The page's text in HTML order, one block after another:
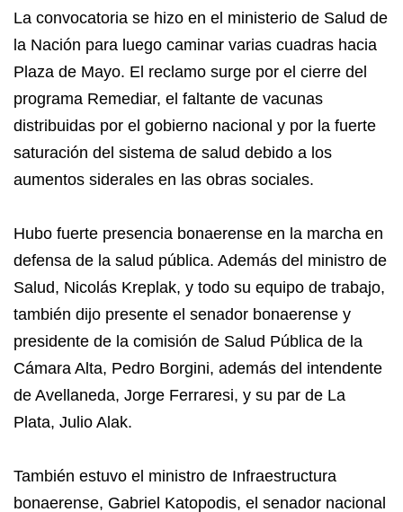
La convocatoria se hizo en el ministerio de Salud de
la Nación para luego caminar varias cuadras hacia
Plaza de Mayo. El reclamo surge por el cierre del
programa Remediar, el faltante de vacunas
distribuidas por el gobierno nacional y por la fuerte
saturación del sistema de salud debido a los
aumentos siderales en las obras sociales.
Hubo fuerte presencia bonaerense en la marcha en
defensa de la salud pública. Además del ministro de
Salud, Nicolás Kreplak, y todo su equipo de trabajo,
también dijo presente el senador bonaerense y
presidente de la comisión de Salud Pública de la
Cámara Alta, Pedro Borgini, además del intendente
de Avellaneda, Jorge Ferraresi, y su par de La
Plata, Julio Alak.
También estuvo el ministro de Infraestructura
bonaerense, Gabriel Katopodis, el senador nacional